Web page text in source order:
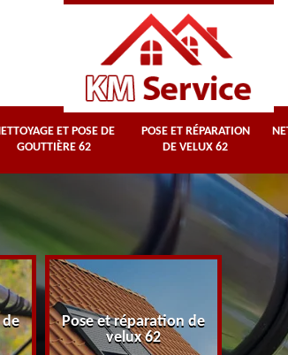
ET POSE DE
GOUTTIÈRE 62
POSE ET RÉPARATION
DE VELUX 62
Pose et réparation de
velux 62
toiture